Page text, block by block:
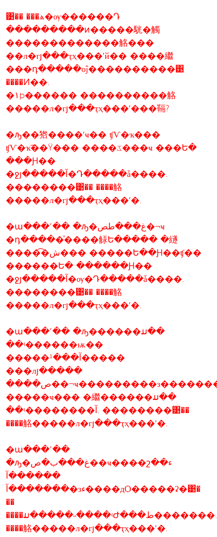
͹�� ���ѧ�ѹ������Դ
���������ͷ�����駫�觸
�������������觡���
��л�гյ���ҭҳ���ʹй�� ����繼
���դ�����оĵ����������͹
����Ͷ��.
�١þ������ ����������觡
�����л�гյ���ҭҳ���ʹ���䩹?
�ԡ��㹾����ʹҹ�� ʧѴ�ҡ���
ʧѴ�ҡ͡��Ÿ��� ����ػ���ҹ ���Ե�
���Ԩ��
�ջյ�����آ�Դ�����ǡ����.
��������͹�� ����觡
�����л�гյ���ҭҳ���ʹ�.
�ա���˹�� �ԡ�غ���طص�¬ҹ
�դ�����ͧ����觨Ե����� �繸
����͡�ش��� �����Ե��Ԩ��ʧ��
������Ե� ������Ԩ��
�ջյ�����آ�ѹ�Դ�����ǡ����.
��������͹�� ����觡
�����л�гյ���ҭҳ���ʹ�.
�ա���˹�� �ԡ������ມ��
��ʵ������ѭ��
�����آ���¹�����
���лյ�����
����ص��¬ҹ���������з������������ԭ���
�����ҹ��� �繼������ມ��
��ʵ��������آ. ��������͹��
����觡�����л�гյ���ҭҳ���ʹ�.
�ա���˹��
�ԡ�غ���ب�ص��ҹ����շء��
������آ
�������آ�зء����дѺ�����ʡ�͹�
��
����ມ�����˵����ʵԺ���ط�������.��������͹��
����觡�����л�гյ���ҭҳ���ʹ�.